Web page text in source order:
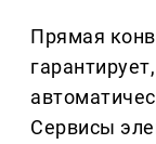
Прямая
Сервисы